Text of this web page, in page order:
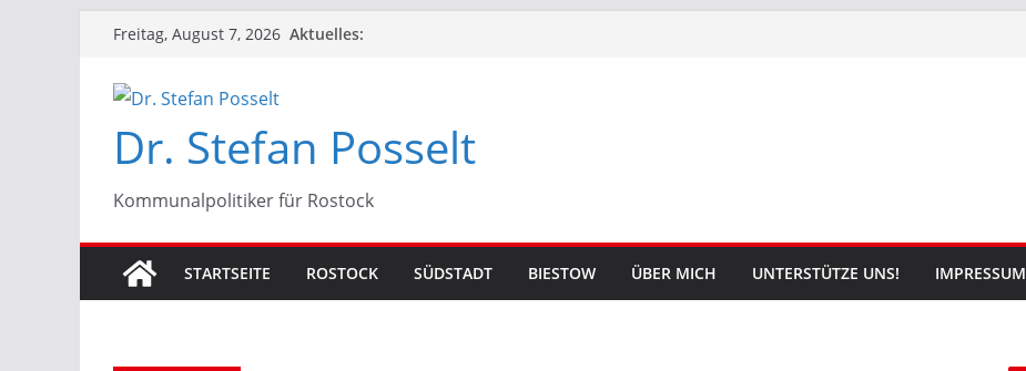
Zum
springen
Freitag, August 7, 2026 Aktuelles:
Dr. Stefan Posselt
Kommunalpolitiker für Rostock
STARTSEITE ROSTOCK SÜDSTADT BIESTOW ÜBER MICH UNTERSTÜTZE UNS! IMPRESSUM